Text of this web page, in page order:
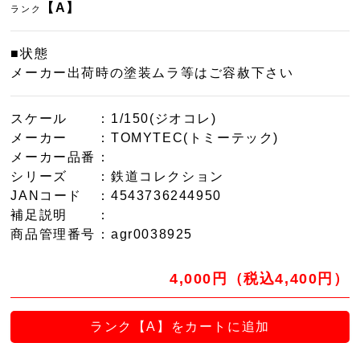
ランク 【A】
■状態
メーカー出荷時の塗装ムラ等はご容赦下さい
スケール
：1/150(ジオコレ)
メーカー
：TOMYTEC(トミーテック)
メーカー品番
：
シリーズ
：鉄道コレクション
JANコード
：4543736244950
補足説明
：
商品管理番号 ：agr0038925
4,000円（税込4,400円）
ランク【A】をカートに追加